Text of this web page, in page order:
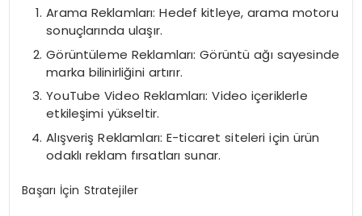
Arama Reklamları: Hedef kitleye, arama motoru
sonuçlarında ulaşır.
Görüntüleme Reklamları: Görüntü ağı sayesinde
marka bilinirliğini artırır.
YouTube Video Reklamları: Video içeriklerle
etkileşimi yükseltir.
Alışveriş Reklamları: E-ticaret siteleri için ürün
odaklı reklam fırsatları sunar.
Başarı İçin Stratejiler